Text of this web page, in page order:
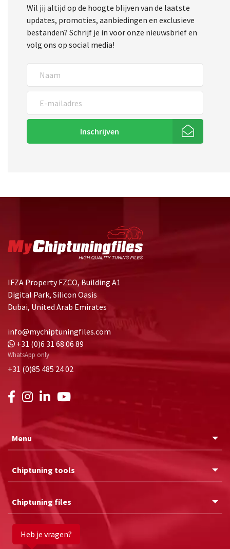
Wil jij altijd op de hoogte blijven van de laatste
updates, promoties, aanbiedingen en exclusieve
bestanden? Schrijf je in voor onze nieuwsbrief en
volg ons op social media!
Inschrijven
IFZA Property FZCO, Building A1
Digital Park, Silicon Oasis
Dubai, United Arab Emirates
info@mychiptuningfiles.com
+31 (0)6 31 68 06 89
WhatsApp only
+31 (0)85 485 24 02
Menu
Chiptuning tools
Chiptuning files
Heb je vragen?